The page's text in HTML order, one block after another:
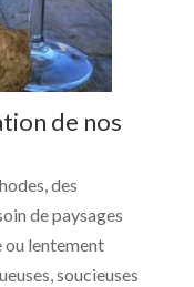
de nos
des
de paysages
ou lentement
soucieuses